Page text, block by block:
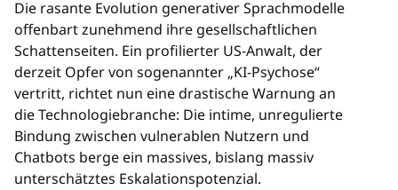
Die rasante Evolution generativer Sprachmodelle
offenbart zunehmend ihre gesellschaftlichen
Schattenseiten. Ein profilierter US-Anwalt, der
derzeit Opfer von sogenannter „KI-Psychose“
vertritt, richtet nun eine drastische Warnung an
die Technologiebranche: Die intime, unregulierte
Bindung zwischen vulnerablen Nutzern und
Chatbots berge ein massives, bislang massiv
unterschätztes Eskalationspotenzial.